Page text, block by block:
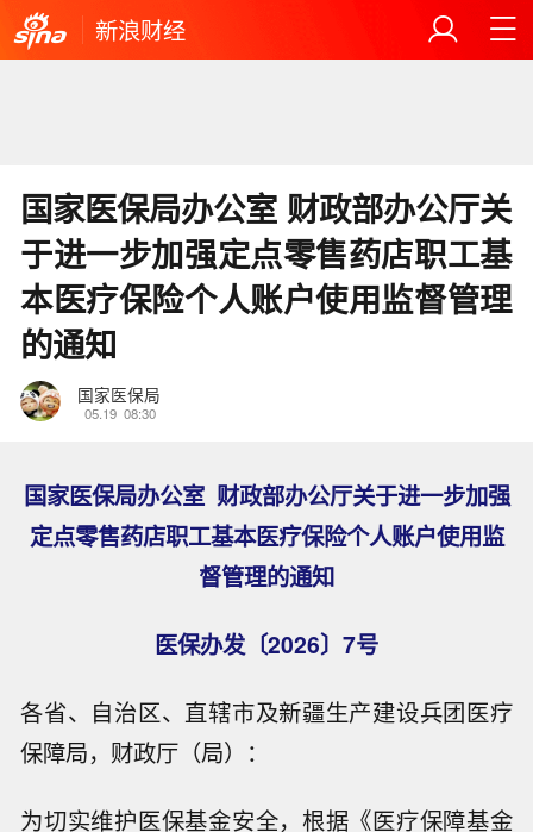
新浪财经
国家医保局办公室 财政部办公厅关
于进一步加强定点零售药店职工基
本医疗保险个人账户使用监督管理
的通知
国家医保局
05.19 08:30
国家医保局办公室 财政部办公厅关于进一步加强
定点零售药店职工基本医疗保险个人账户使用监
督管理的通知
医保办发〔2026〕7号
各省、自治区、直辖市及新疆生产建设兵团医疗
保障局，财政厅（局）：
为切实维护医保基金安全，根据《医疗保障基金